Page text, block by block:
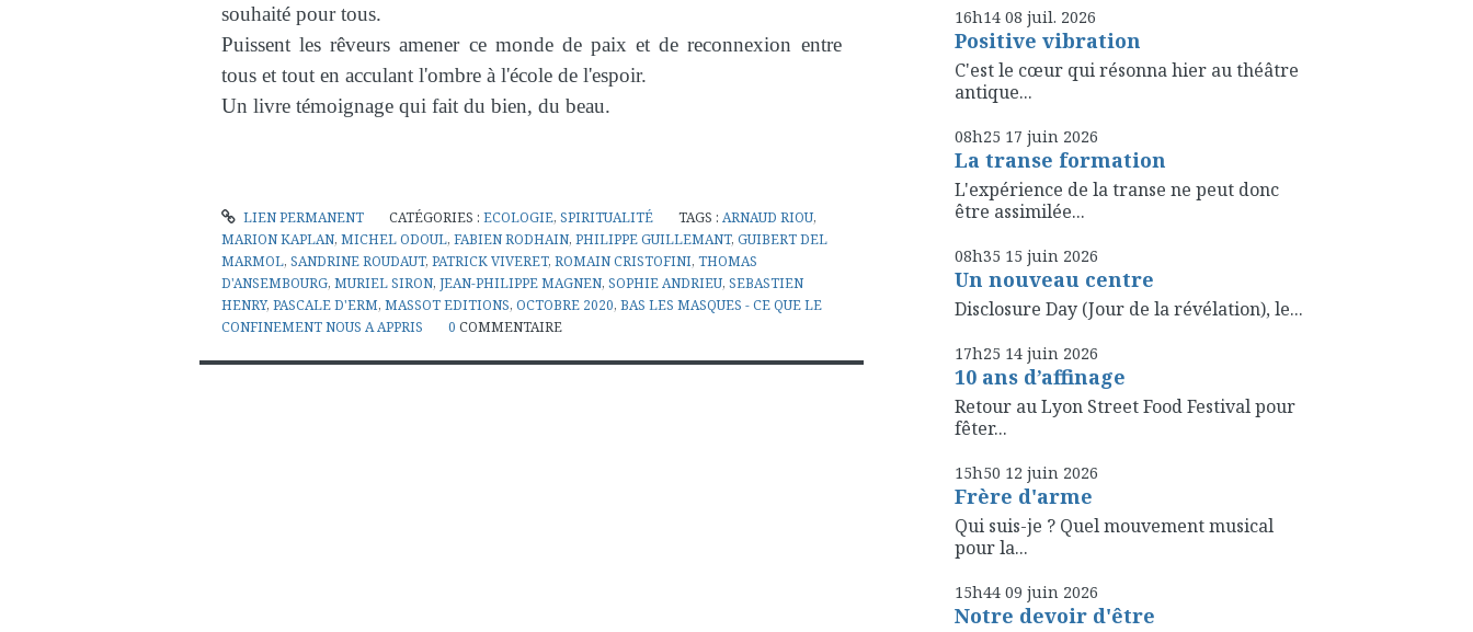
souhaité pour tous.
Puissent les rêveurs amener ce monde de paix et de reconnexion entre
tous et tout en acculant l'ombre à l'école de l'espoir.
Un livre témoignage qui fait du bien, du beau.
LIEN PERMANENT CATÉGORIES :ECOLOGIE,SPIRITUALITÉ TAGS :ARNAUD RIOU,
MARION KAPLAN, MICHEL ODOUL, FABIEN RODHAIN, PHILIPPE GUILLEMANT, GUIBERT DEL
MARMOL, SANDRINE ROUDAUT, PATRICK VIVERET, ROMAIN CRISTOFINI, THOMAS
D'ANSEMBOURG, MURIEL SIRON, JEAN-PHILIPPE MAGNEN, SOPHIE ANDRIEU, SEBASTIEN
HENRY, PASCALE D'ERM, MASSOT EDITIONS, OCTOBRE 2020, BAS LES MASQUES - CE QUE LE
CONFINEMENT NOUS A APPRIS
0 COMMENTAIRE
16h14 08 juil. 2026
Positive vibration
C'est le cœur qui résonna hier au théâtre
antique...
08h25 17 juin 2026
La transe formation
L'expérience de la transe ne peut donc
être assimilée...
08h35 15 juin 2026
Un nouveau centre
Disclosure Day (Jour de la révélation), le...
17h25 14 juin 2026
10 ans d’affinage
Retour au Lyon Street Food Festival pour
fêter...
15h50 12 juin 2026
Frère d'arme
Qui suis-je ? Quel mouvement musical
pour la...
15h44 09 juin 2026
Notre devoir d'être